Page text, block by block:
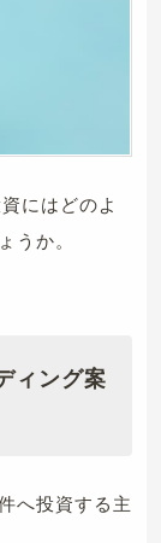
にはどのよ
うか。
ィング案
へ投資する主